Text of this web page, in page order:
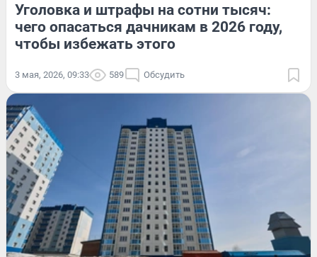
Уголовка и штрафы на сотни тысяч:
чего опасаться дачникам в 2026 году,
чтобы избежать этого
3 мая, 2026, 09:33 589 Обсудить